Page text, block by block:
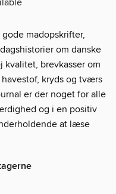
madopskrifter,
om danske
kvalitet, brevkasser om
kryds og tværs
er der noget for alle
og i en positiv
at læse